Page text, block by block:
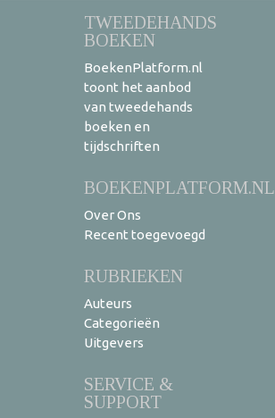
TWEEDEHANDS
BOEKEN
BoekenPlatform.nl
toont het aanbod
van tweedehands
boeken en
tijdschriften
BOEKENPLATFORM.NL
Over Ons
Recent toegevoegd
RUBRIEKEN
Auteurs
Categorieën
Uitgevers
SERVICE &
SUPPORT